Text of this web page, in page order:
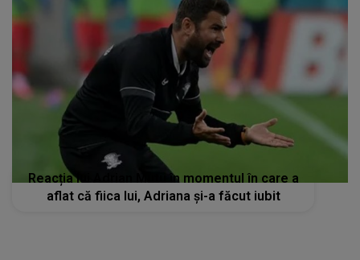
Reacția lui Adrian Mutu în momentul în care a
aflat că fiica lui, Adriana și-a făcut iubit